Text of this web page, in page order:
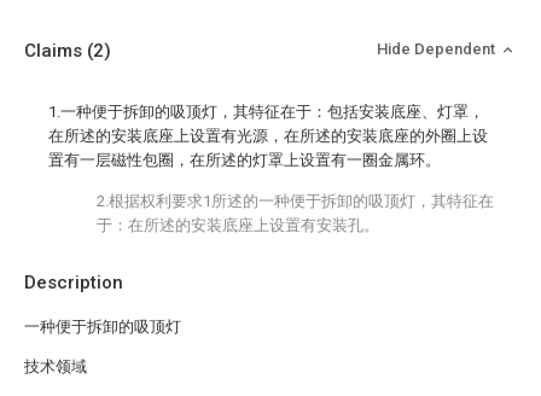
Description
一种便于拆卸的吸顶灯
技术领域
Claims (2) Hide Dependent
1.一种便于拆卸的吸顶灯，其特征在于：包括安装底座、灯罩，
在所述的安装底座上设置有光源，在所述的安装底座的外圈上设
置有一层磁性包圈，在所述的灯罩上设置有一圈金属环。
2.根据权利要求1所述的一种便于拆卸的吸顶灯，其特征在
于：在所述的安装底座上设置有安装孔。